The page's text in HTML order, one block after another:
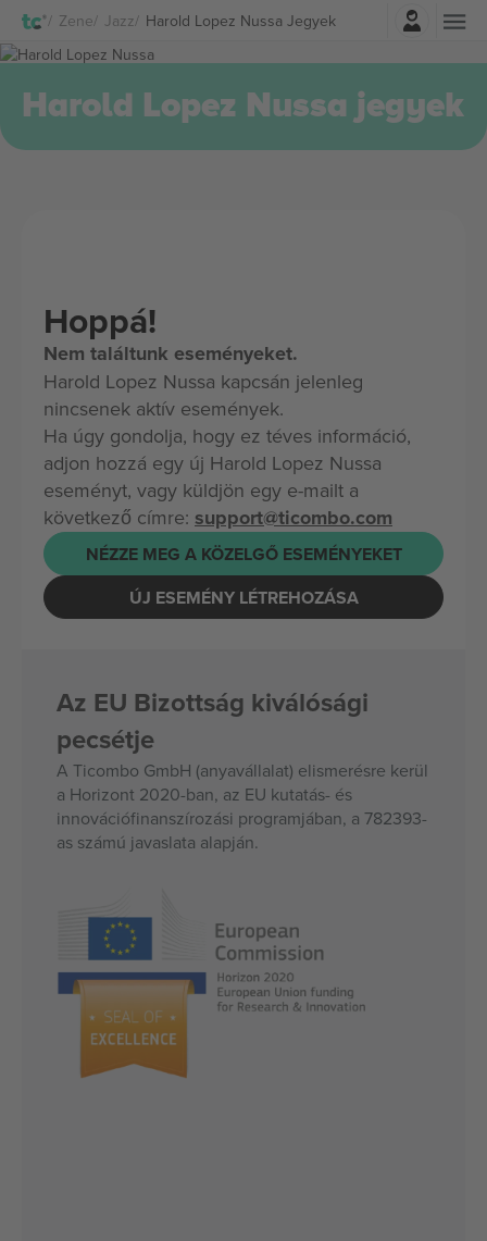
Zene Jazz Harold Lopez Nussa Jegyek
Belépés
Harold Lopez Nussa jegyek
Hoppá!
Nem találtunk eseményeket.
Harold Lopez Nussa kapcsán jelenleg
nincsenek aktív események.
Ha úgy gondolja, hogy ez téves információ,
adjon hozzá egy új Harold Lopez Nussa
eseményt, vagy küldjön egy e-mailt a
következő címre: support@ticombo.com
NÉZZE MEG A KÖZELGŐ ESEMÉNYEKET
ÚJ ESEMÉNY LÉTREHOZÁSA
Az EU Bizottság kiválósági
pecsétje
A Ticombo GmbH (anyavállalat) elismerésre kerül
a Horizont 2020-ban, az EU kutatás- és
innovációfinanszírozási programjában, a 782393-
as számú javaslata alapján.